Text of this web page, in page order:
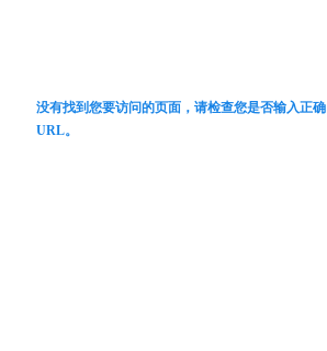
没有找到您要访问的页面，请检查您是否输入正确
URL。